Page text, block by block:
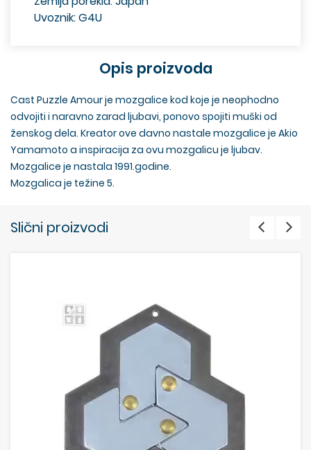
Uvoznik: G4U
Opis proizvoda
Cast Puzzle Amour je mozgalice kod koje je neophodno
odvojiti i naravno zarad ljubavi, ponovo spojiti muški od
ženskog dela. Kreator ove davno nastale mozgalice je Akio
Yamamoto a inspiracija za ovu mozgalicu je ljubav.
Mozgalice je nastala 1991.godine.
Mozgalica je težine 5.
Slični proizvodi